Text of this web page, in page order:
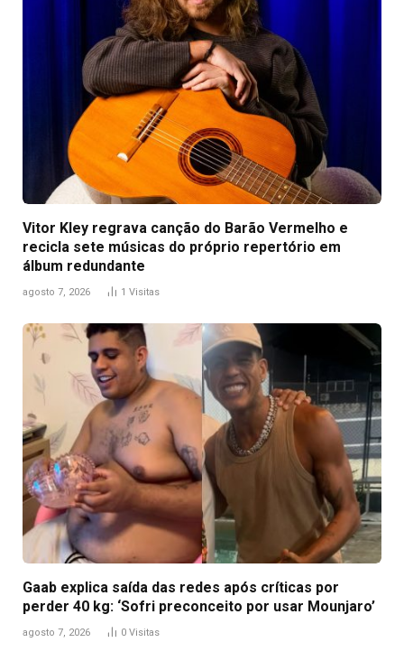
Vitor Kley regrava canção do Barão Vermelho e
recicla sete músicas do próprio repertório em
álbum redundante
agosto 7, 2026 1 Visitas
Gaab explica saída das redes após críticas por
perder 40 kg: ‘Sofri preconceito por usar Mounjaro’
agosto 7, 2026 0 Visitas